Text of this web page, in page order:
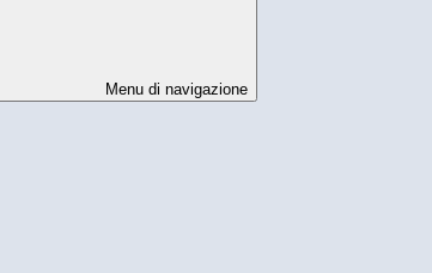
Menu di navigazione